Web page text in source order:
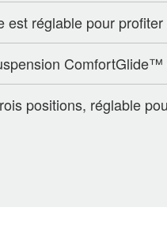
est réglable pour
positions, réglable